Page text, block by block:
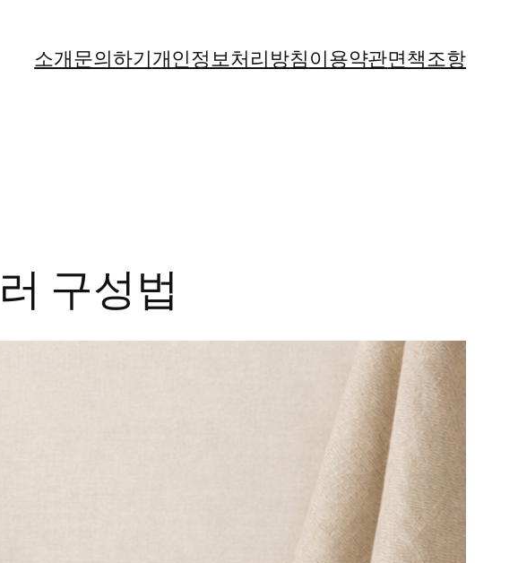
소개문의하기개인정보처리방침이용약관면책조항
구성법